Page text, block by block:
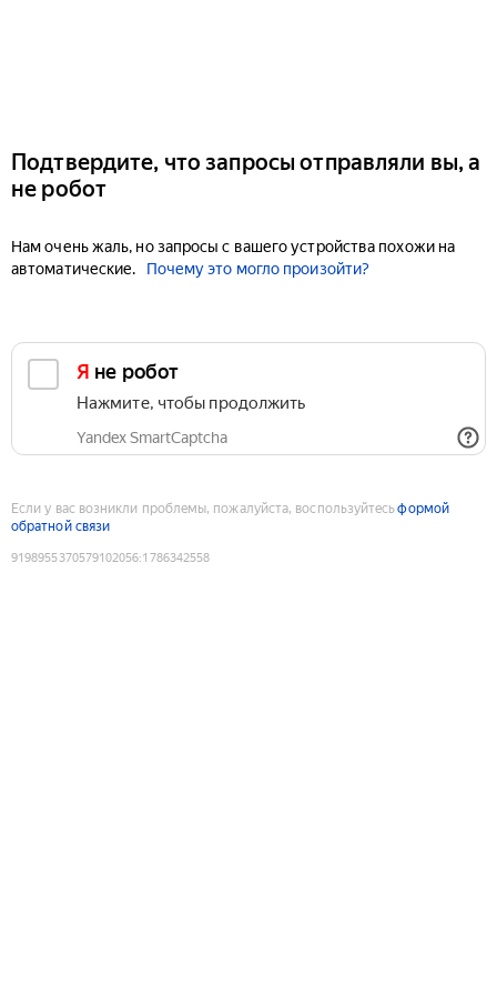
Подтвердите, что запросы отправляли вы, а
не робот
Нам очень жаль, но запросы с вашего устройства похожи на
автоматические.
Почему это могло произойти?
Я не робот
Нажмите, чтобы продолжить
Yandex SmartCaptcha
Если у вас возникли проблемы, пожалуйста, воспользуйтесьформой
обратной связи
9198955370579102056:1786342558